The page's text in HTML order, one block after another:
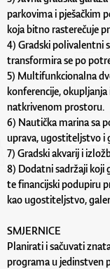
parkovima i pješačkim
koja bitno rasterečuje
4) Gradski polivalentni
transformira se po
5) Multifunkcionalna
konferencije,
natkrivenom prostoru.
6) Nautička marina sa
uprava, ugostiteljstvo i
7) Gradski akvarij i
8) Dodatni sadržaji koji
te financijski podupiru
kao ugostiteljstvo,
SMJERNICE
Planirati i sačuvati
programa u jedinstven